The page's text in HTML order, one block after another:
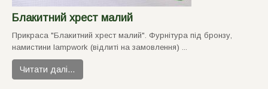
Блакитний хрест малий
Прикраса "Блакитний хрест малий". Фурнiтура пiд бронзу,
намистини lampwork (вiдлитi на замовлення) ...
Читати далі…